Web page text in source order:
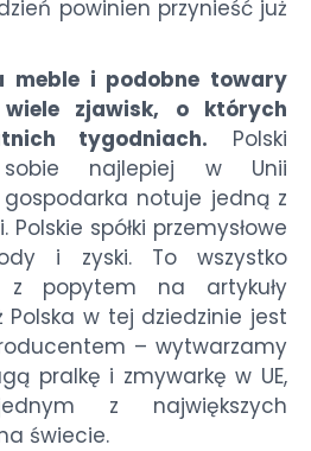
powinien przynieść już
meble i podobne towary
zjawisk, o których
tygodniach. Polski
sobie najlepiej w Unii
gospodarka notuje jedną z
spółki przemysłowe
i zyski. To wszystko
z popytem na artykuły
w tej dziedzinie jest
– wytwarzamy
pralkę i zmywarkę w UE,
z największych
świecie.